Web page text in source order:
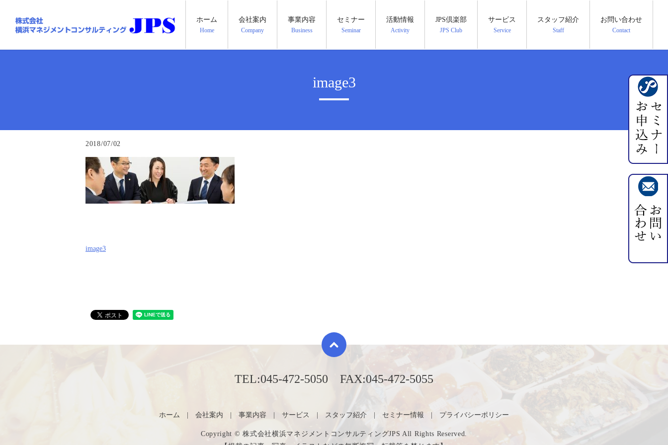
ホーム
Home
会社案内
Company
事業内容
Business
セミナー
Seminar
活動情報
Activity
JPS倶楽部
JPS Club
サービス
Service
スタッフ紹介
Staff
お問い合わせ
Contact
image3
2018/07/02
image3
TEL:045-472-5050 FAX:045-472-5055
ホーム 会社案内 事業内容 サービス スタッフ紹介 セミナー情報 プライバシーポリシー
Copyright © 株式会社横浜マネジメントコンサルティングJPS All Rights Reserved.